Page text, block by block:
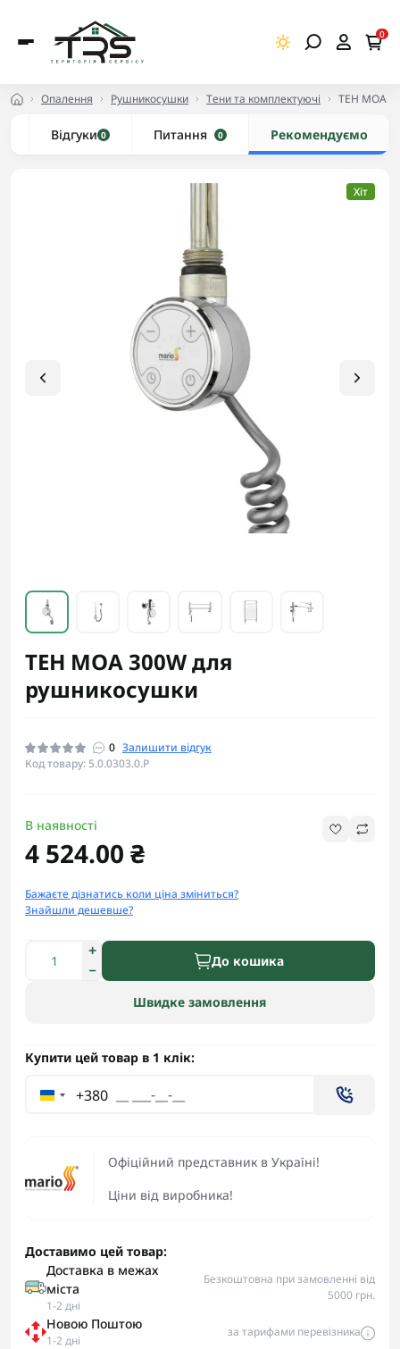
0
Опалення Рушникосушки Тени та комплектуючі ТЕН MOA
Відгуки 0 Питання 0 Рекомендуємо
Хіт
ТЕН MOA 300W для
рушникосушки
0 Залишити відгук
Код товару: 5.0.0303.0.P
Офіційний представник в Україні!
Ціни від виробника!
В наявності
4 524.00 ₴
Бажаєте дізнатись коли ціна зміниться?
Знайшли дешевше?
До кошика
Швидке замовлення
Купити цей товар в 1 клік:
+380
Доставимо цей товар:
Доставка в межах
міста
1-2 дні
Безкоштовна при замовленні від
5000 грн.
Новою Поштою
1-2 дні
за тарифами перевізника